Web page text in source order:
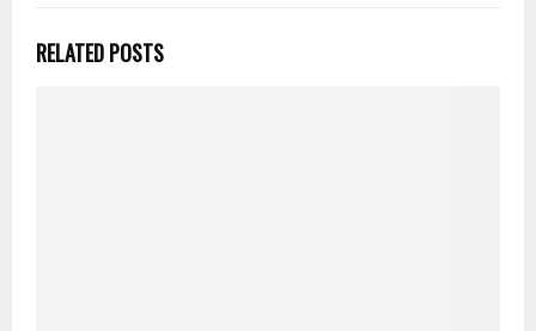
RELATED POSTS